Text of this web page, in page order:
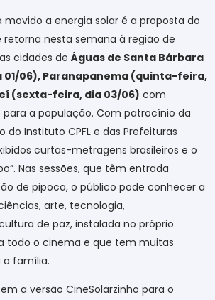
a energia solar é a proposta do
retorna nesta semana à região de
cidades de Águas de Santa Bárbara
06), Paranapanema (quinta-feira,
(sexta-feira, dia 03/06) com
a população. Com patrocínio da
do Instituto CPFL e das Prefeituras
curtas-metragens brasileiros e o
Nas sessões, que têm entrada
de pipoca, o público pode conhecer a
arte, tecnologia,
de paz, instalada no próprio
todo o cinema e que tem muitas
família.
a versão CineSolarzinho para o